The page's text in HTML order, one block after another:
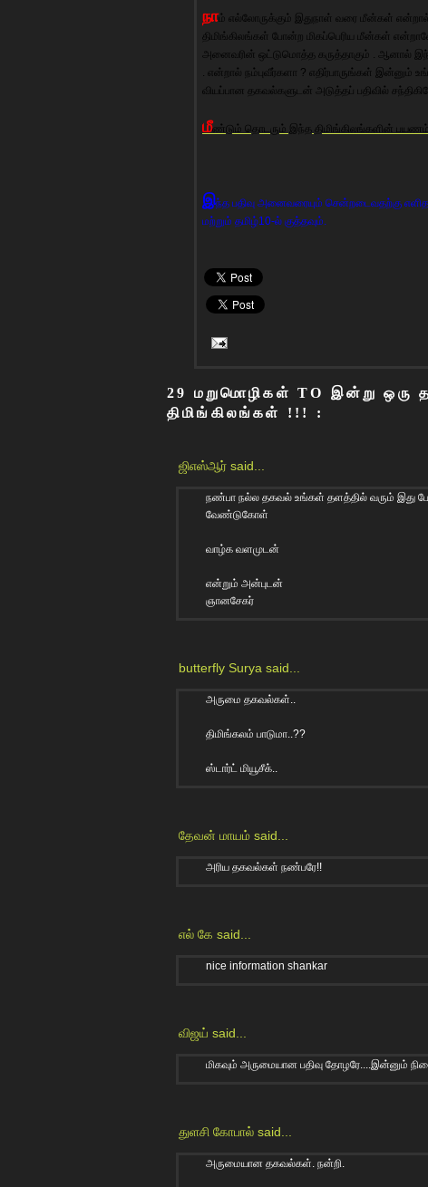
நாம் எல்லோருக்கும் இதுநாள் வரை மீன்கள் என்றால்
திமிங்கிலங்கள் போன்ற மிகப்பெரிய மீன்கள்
அனைவரின் ஒட்டுமொத்த கருத்தாகும் . ஆனால்
. என்றால் நம்புவீர்களா ? எதிர்பாருங்கள் இன்னும்
வியப்பான தகவல்களுடன் அடுத்தப் பதிவில்
மீண்டும் தொடரும் இந்த திமிங்கிலங்களின் பயணம்
இந்த பதிவு அனைவரையும் சென்றடைவதற்கு
மற்றும் தமிழ்10-ல் குத்தவும்.
29 மறுமொழிகள் TO இன்று
திமிங்கிலங்கள் !!! :
ஜிஎஸ்ஆர் said...
நண்பா நல்ல தகவல் உங்கள் தளத்தில் வரும் இது
வேண்டுகோள்
வாழ்க வளமுடன்
என்றும் அன்புடன்
ஞானசேகர்
butterfly Surya said...
அருமை தகவல்கள்..
திமிங்கலம் பாடுமா..??
ஸ்டார்ட் மியூசீக்..
தேவன் மாயம் said...
அரிய தகவல்கள் நண்பரே!!
எல் கே said...
nice information shankar
விஜய் said...
மிகவும் அருமையான பதிவு தோழரே....இன்னும்
துளசி கோபால் said...
அருமையான தகவல்கள். நன்றி.